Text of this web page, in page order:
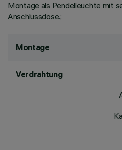
Montage als Pendelleuchte mit
Anschlussdose.;
Montage
Verdrahtung